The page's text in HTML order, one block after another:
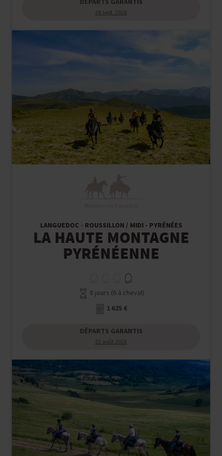
DÉPARTS GARANTIS
26 sept. 2026
LANGUEDOC - ROUSSILLON / MIDI - PYRÉNÉES
LA HAUTE MONTAGNE
PYRÉNÉENNE
8 jours (6 à cheval)
1 625 €
DÉPARTS GARANTIS
22 août 2026